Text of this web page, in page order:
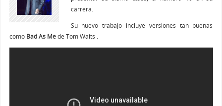
carrera.
Su nuevo trabajo incluye versiones tan buenas
como Bad As Mede Tom Waits .